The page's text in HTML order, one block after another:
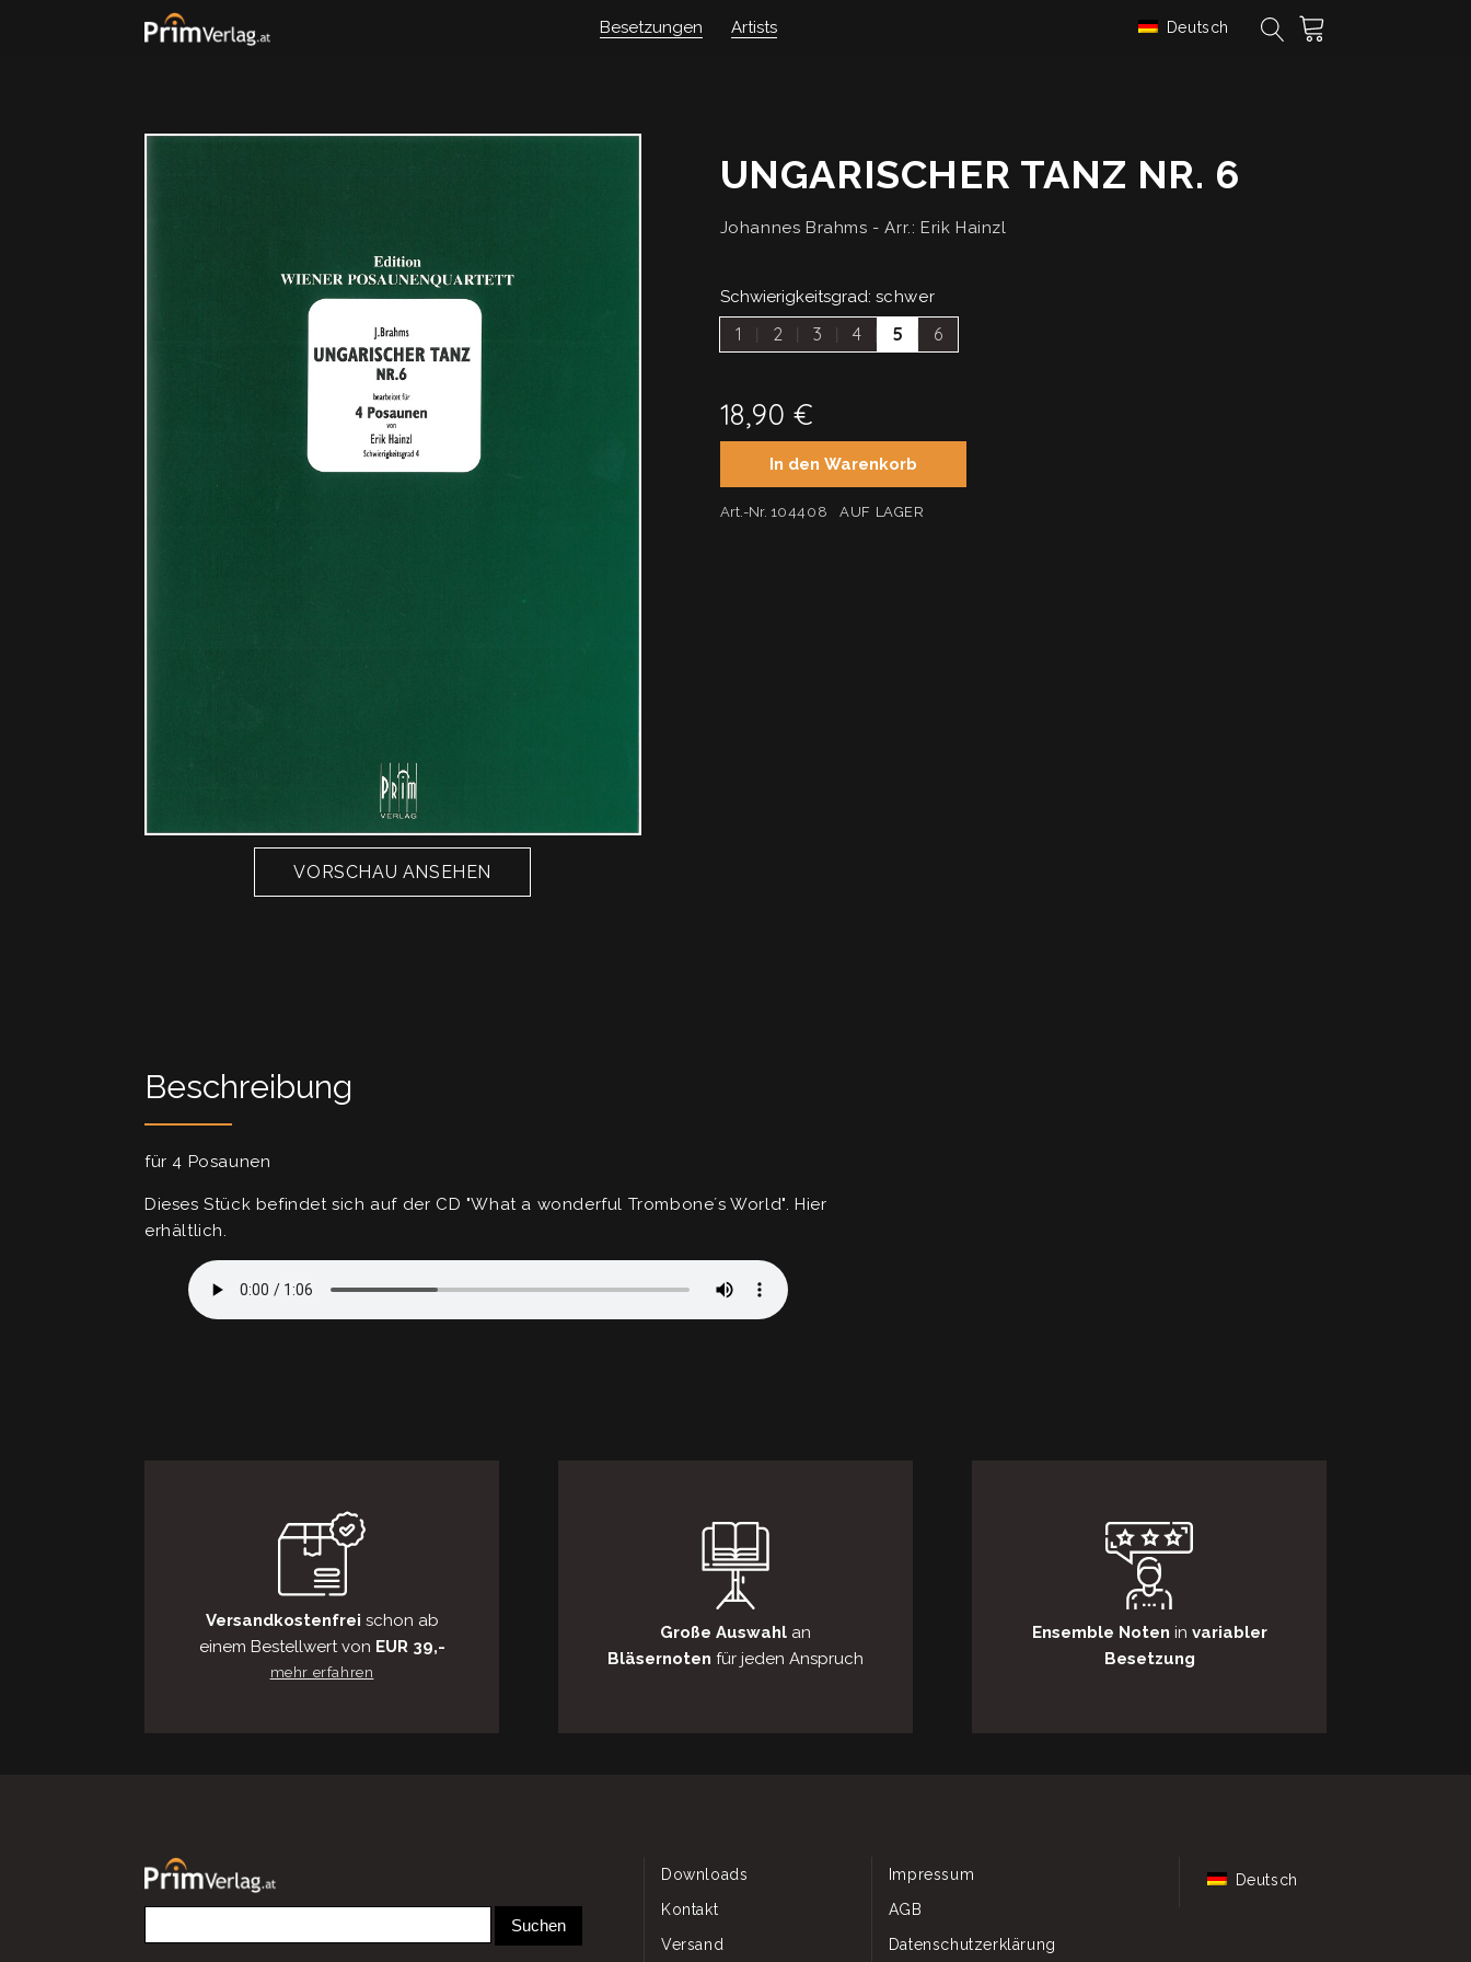
Besetzungen Artists Deutsch
VORSCHAU ANSEHEN
UNGARISCHER TANZ NR. 6
Johannes Brahms - Arr.: Erik Hainzl
Schwierigkeitsgrad: schwer
1 2 3 4 5 6
18,90 €
In den Warenkorb
Art.-Nr. 104408 AUF LAGER
Beschreibung
für 4 Posaunen
Dieses Stück befindet sich auf der CD "What a wonderful Trombone´s World". Hier
erhältlich.
Versandkostenfrei schon ab
einem Bestellwert von EUR 39,-
mehr erfahren
Große Auswahl an
Bläsernoten für jeden Anspruch
Ensemble Noten in variabler
Besetzung
Downloads
Kontakt
Versand
Impressum
AGB
Datenschutzerklärung
Deutsch